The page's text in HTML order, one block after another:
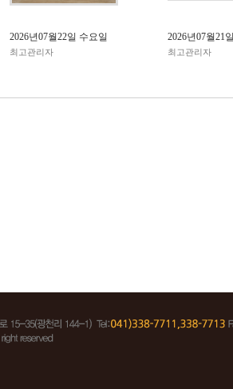
2026년07월22일 수요일
최고관리자
2026년07월21
최고관리자